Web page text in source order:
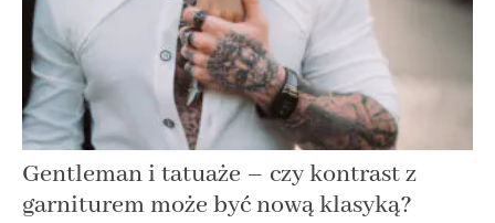
Gentleman i tatuaże – czy kontrast z
garniturem może być nową klasyką?